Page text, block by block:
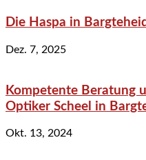
Die Haspa in
Dez. 7, 2025
Kompetente Beratung
Optiker Scheel in
Okt. 13, 2024